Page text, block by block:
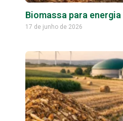
Biomassa para
17 de junho de 2026